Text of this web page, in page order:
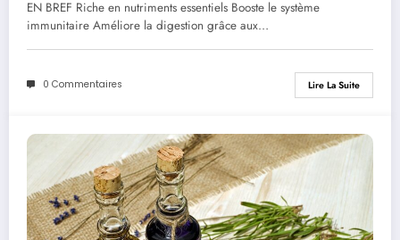
EN BREF Riche en nutriments essentiels Booste le système
immunitaire Améliore la digestion grâce aux…
0 Commentaires Lire La Suite